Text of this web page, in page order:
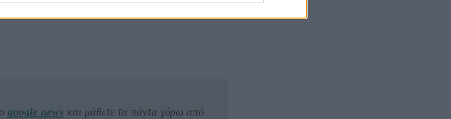
google news και μάθετε τα πάντα γύρω από